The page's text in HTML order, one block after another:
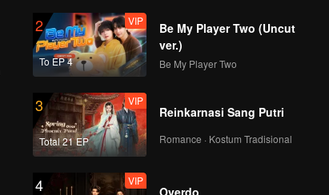
2
To EP 4
VIP
Be My Player Two (Uncut
ver.)
Be My Player Two
3
Total 21 EP
VIP
Reinkarnasi Sang Putri
Romance · Kostum Tradisional
4 VIP
Overdo